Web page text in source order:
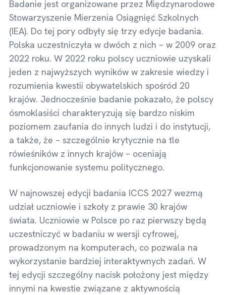
Badanie jest organizowane przez Międzynarodowe
Stowarzyszenie Mierzenia Osiągnięć Szkolnych
(IEA). Do tej pory odbyły się trzy edycje badania.
Polska uczestniczyła w dwóch z nich – w 2009 oraz
2022 roku. W 2022 roku polscy uczniowie uzyskali
jeden z najwyższych wyników w zakresie wiedzy i
rozumienia kwestii obywatelskich spośród 20
krajów. Jednocześnie badanie pokazało, że polscy
ósmoklasiści charakteryzują się bardzo niskim
poziomem zaufania do innych ludzi i do instytucji,
a także, że – szczególnie krytycznie na tle
rówieśników z innych krajów – oceniają
funkcjonowanie systemu politycznego.
W najnowszej edycji badania ICCS 2027 wezmą
udział uczniowie i szkoły z prawie 30 krajów
świata. Uczniowie w Polsce po raz pierwszy będą
uczestniczyć w badaniu w wersji cyfrowej,
prowadzonym na komputerach, co pozwala na
wykorzystanie bardziej interaktywnych zadań. W
tej edycji szczególny nacisk położony jest między
innymi na kwestie związane z aktywnością